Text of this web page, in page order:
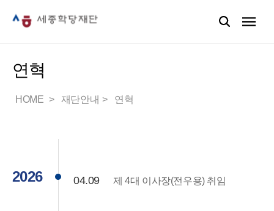
연혁
HOME 재단안내 연혁
2026 04.09 제 4대 이사장(전우용) 취임